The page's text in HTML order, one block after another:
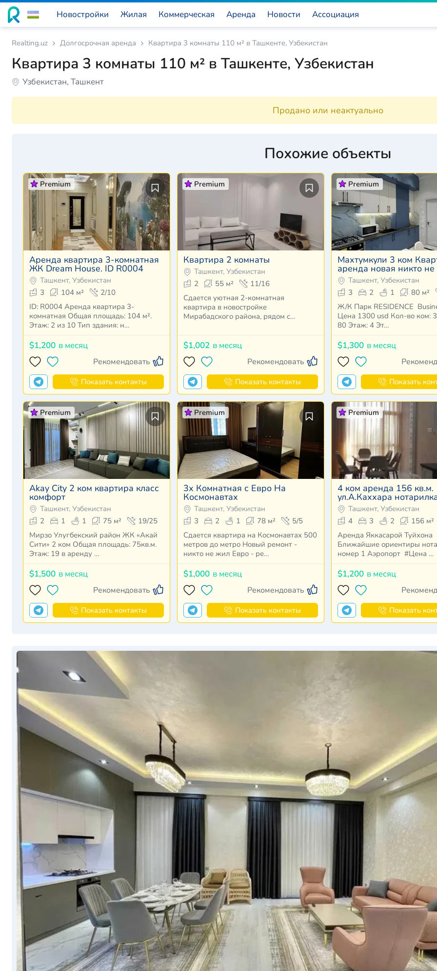
Новостройки Жилая Коммерческая Аренда Новости Ассоциация
Realting.uz Долгосрочная аренда Квартира 3 комнаты 110 м² в Ташкенте, Узбекистан
Квартира 3 комнаты 110 м² в Ташкенте, Узбекистан
Узбекистан, Ташкент
Продано или неактуально
Похожие объекты
Premium
Аренда квартира 3-комнатная
ЖК Dream House. ID R0004
Ташкент, Узбекистан
3
104 м²
2/10
ID: R0004 Аренда квартира 3-
комнатная Общая площадь: 104 м².
Этаж: 2 из 10 Тип здания: н…
$1,200 в месяц
Рекомендовать
Показать контакты
Premium
Квартира 2 комнаты
Ташкент, Узбекистан
2
55 м²
11/16
Сдается уютная 2-комнатная
квартира в новостройке
Мирабадского района, рядом с
$1,002 в месяц
Рекомендовать
Показать контакты
Premium
Махтумкули 3 ком
аренда новая никто
Ташкент, Узбекистан
3
2 1
80 м²
Ж/К Парк RESIDENCE
Цена 1300 usd Кол-во ком:
80 Этаж: 4 Эт…
$1,300 в месяц
Показать
Premium
Akay City 2 ком квартира класс
комфорт
Ташкент, Узбекистан
2
1 1 75 м²
19/25
Мирзо Улугбекский район ЖК «Акай
Сити» 2 ком Общая площадь: 75кв.м.
Этаж: 19 в аренду …
$1,500 в месяц
Рекомендовать
Показать контакты
Premium
3х Комнатная с Евро На
Космонавтах
Ташкент, Узбекистан
3
2 1 78 м²
5/5
Сдается квартира на Космонавтах 500
метров до метро Новый ремонт -
никто не жил Евро - ре…
$1,000 в месяц
Рекомендовать
Показать контакты
Premium
4 ком аренда 156 кв.м.
ул.А.Каххара
1 Ташкент, Узбекистан
4
3 2
156 м²
Аренда Яккасарой Туйхона
Ближайшие ориентиры
номер 1 Аэропорт #Цена …
$1,200 в месяц
Показать